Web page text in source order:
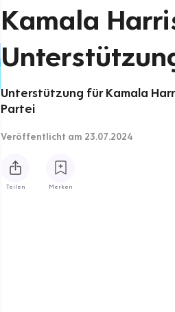
Kamala
Unterstützung für Kamala
Partei
Veröffentlicht am 23.07.2024
Teilen Merken